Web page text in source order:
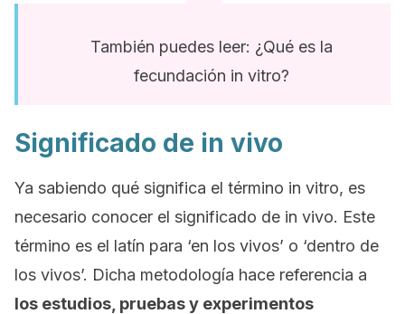
También puedes leer: ¿Qué es la
fecundación in vitro?
Significado de in vivo
Ya sabiendo qué significa el término in vitro, es
necesario conocer el significado de in vivo. Este
término es el latín para ‘en los vivos’ o ‘dentro de
los vivos’. Dicha metodología hace referencia a
los estudios, pruebas y experimentos